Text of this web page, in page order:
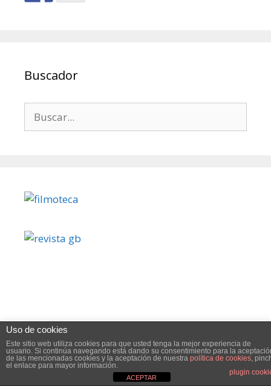
Buscador
© 2026 FICGLB 2025 GeneratePress
Uso de cookies
Este sitio web utiliza cookies para que usted tenga la mejor experiencia de
usuario. Si continúa navegando está dando su consentimiento para la
de las mencionadas cookies y la aceptación de nuestra política de cookies,
el enlace para mayor información.
plugin
ACEPTAR
Este sitio web utiliza cookies para mejorar su experiencia .
Vamos a suponer que estás bien con esto, pero usted puede
optar por no si lo desea.
Read More